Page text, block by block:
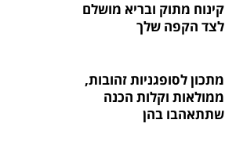
קינוח מתוק ובריא מושלם
לצד הקפה שלך
מתכון לסופגניות זהובות,
ממולאות וקלות הכנה
שתתאהבו בהן